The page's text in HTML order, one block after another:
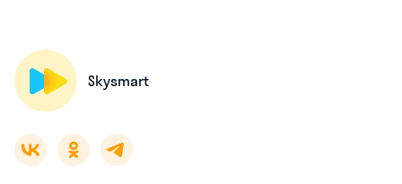
Skysmart